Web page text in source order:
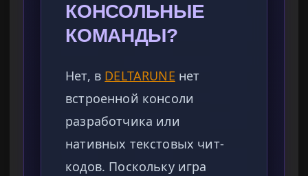
КОНСОЛЬНЫЕ
КОМАНДЫ?
Нет, в DELTARUNE нет
встроенной консоли
разработчика или
нативных текстовых чит-
кодов. Поскольку игра